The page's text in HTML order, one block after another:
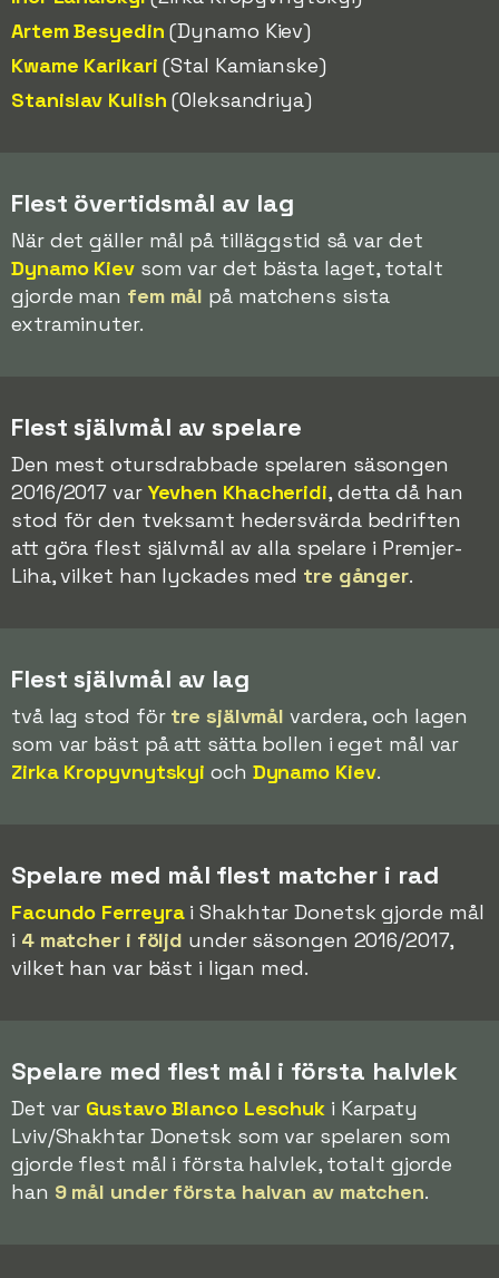
Artem Besyedin (Dynamo Kiev)
Kwame Karikari (Stal Kamianske)
Stanislav Kulish (Oleksandriya)
Flest övertidsmål av lag
När det gäller mål på tilläggstid så var det
Dynamo Kievsom var det bästa laget, totalt
gjorde man fem mål på matchens sista
extraminuter.
Flest självmål av spelare
Den mest otursdrabbade spelaren säsongen
2016/2017 var Yevhen Khacheridi, detta då han
stod för den tveksamt hedersvärda bedriften
att göra flest självmål av alla spelare i Premjer-
Liha, vilket han lyckades med tre gånger.
Flest självmål av lag
två lag stod för tre självmål vardera, och lagen
som var bäst på att sätta bollen i eget mål var
Zirka Kropyvnytskyi och Dynamo Kiev.
Spelare med mål flest matcher i rad
Facundo Ferreyrai Shakhtar Donetsk gjorde mål
i 4 matcher i följd under säsongen 2016/2017,
vilket han var bäst i ligan med.
Spelare med flest mål i första halvlek
Det var Gustavo Blanco Leschuk i Karpaty
Lviv/Shakhtar Donetsk som var spelaren som
gjorde flest mål i första halvlek, totalt gjorde
han 9 mål under första halvan av matchen.